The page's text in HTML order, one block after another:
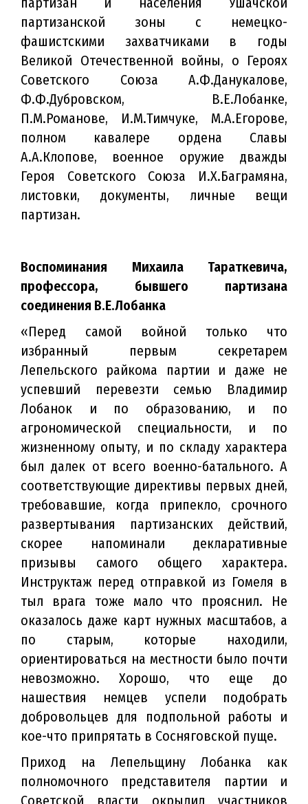
партизанской зоны с немецко-
фашистскими захватчиками в годы
Великой Отечественной войны, о Героях
Советского Союза А.Ф.Данукалове,
Ф.Ф.Дубровском, В.Е.Лобанке,
П.М.Романове, И.М.Тимчуке, М.А.Егорове,
полном кавалере ордена Славы
А.А.Клопове, военное оружие дважды
Героя Советского Союза И.Х.Баграмяна,
листовки, документы, личные вещи
партизан.
Воспоминания Михаила Тараткевича,
профессора, бывшего партизана
соединения В.Е.Лобанка
«Перед самой войной только что
избранный первым секретарем
Лепельского райкома партии и даже не
успевший перевезти семью Владимир
Лобанок и по образованию, и по
агрономической специальности, и по
жизненному опыту, и по складу характера
был далек от всего военно-батального. А
соответствующие директивы первых дней,
требовавшие, когда припекло, срочного
развертывания партизанских действий,
скорее напоминали декларативные
призывы самого общего характера.
Инструктаж перед отправкой из Гомеля в
тыл врага тоже мало что прояснил. Не
оказалось даже карт нужных масштабов, а
по старым, которые находили,
ориентироваться на местности было почти
невозможно. Хорошо, что еще до
нашествия немцев успели подобрать
добровольцев для подпольной работы и
кое-что припрятать в Сосняговской пуще.
Приход на Лепельщину Лобанка как
полномочного представителя партии и
Советской власти окрылил участников